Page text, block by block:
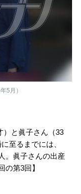
5月）
）と眞子さん（33
至るまでには、
。眞子さんの出産
の第3回】